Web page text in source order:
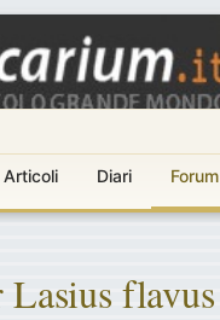
Articoli Diari Forum
flavus